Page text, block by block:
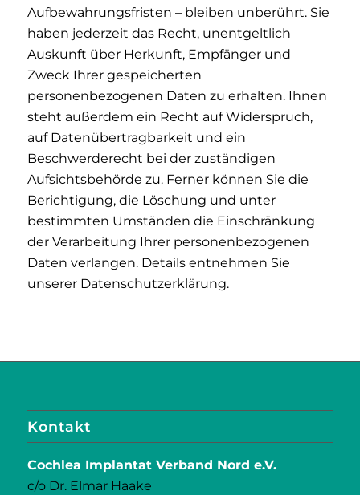
Aufbewahrungsfristen – bleiben unberührt. Sie
haben jederzeit das Recht, unentgeltlich
Auskunft über Herkunft, Empfänger und
Zweck Ihrer gespeicherten
personenbezogenen Daten zu erhalten. Ihnen
steht außerdem ein Recht auf Widerspruch,
auf Datenübertragbarkeit und ein
Beschwerderecht bei der zuständigen
Aufsichtsbehörde zu. Ferner können Sie die
Berichtigung, die Löschung und unter
bestimmten Umständen die Einschränkung
der Verarbeitung Ihrer personenbezogenen
Daten verlangen. Details entnehmen Sie
unserer Datenschutzerklärung.
Kontakt
Cochlea Implantat Verband Nord e.V.
c/o Dr. Elmar Haake